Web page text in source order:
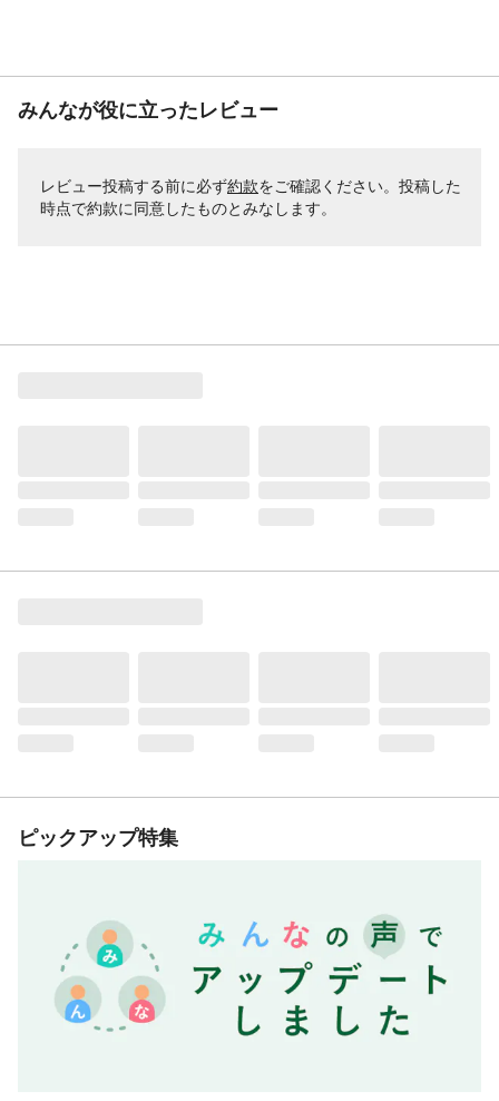
みんなが役に立ったレビュー
レビュー投稿する前に必ず約款をご確認ください。投稿した
時点で約款に同意したものとみなします。
ピックアップ特集